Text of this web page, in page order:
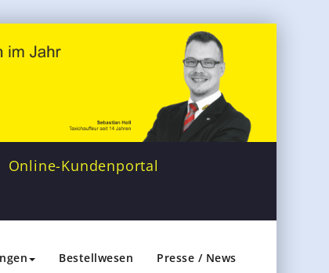
Online-Kundenportal
Bestellwesen Presse / News